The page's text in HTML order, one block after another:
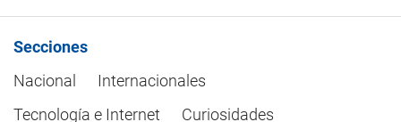
Secciones
Nacional
Internacionales
Tecnología e Internet
Curiosidades